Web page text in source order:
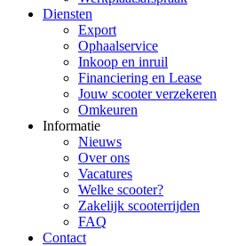
Diensten
Export
Ophaalservice
Inkoop en inruil
Financiering en Lease
Jouw scooter verzekeren
Omkeuren
Informatie
Nieuws
Over ons
Vacatures
Welke scooter?
Zakelijk scooterrijden
FAQ
Contact